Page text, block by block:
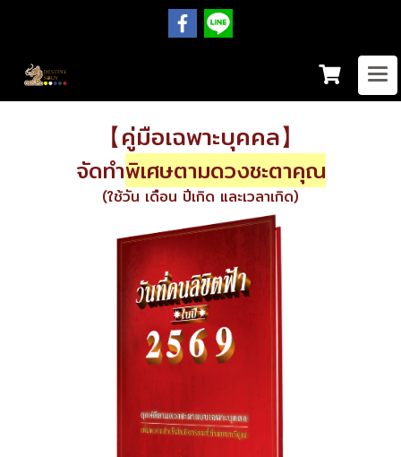
【คู่มือเฉพาะบุคคล】
จัดทำพิเศษตามดวงชะตาคุณ
(ใช้วัน เดือน ปีเกิด และเวลาเกิด)